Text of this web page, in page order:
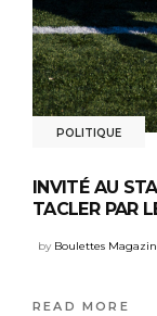
POLITIQUE
INVITÉ AU
TACLER PAR
by Boulettes
READ MORE